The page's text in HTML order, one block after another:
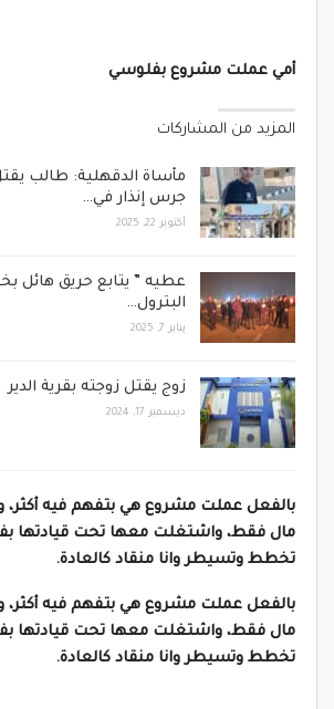
أمي عملت مشروع بفلوسي
المزيد من المشاركات
مأساة الدقهلية: طالب
جرس إنذار في…
أكتوبر 22, 2025
عطيه ” يتابع حريق هائل
البترول…
يناير 7, 2025
زوج يقتل زوجته بقرية الدير
ديسمبر 17, 2024
بالفعل عملت مشروع هي بتفهم فيه أكثر،
مال فقط، واشتغلت معها تحت قيادتها
تخطط وتسيطر وانا منقاد كالعادة.
بالفعل عملت مشروع هي بتفهم فيه أكثر،
مال فقط، واشتغلت معها تحت قيادتها
تخطط وتسيطر وانا منقاد كالعادة.